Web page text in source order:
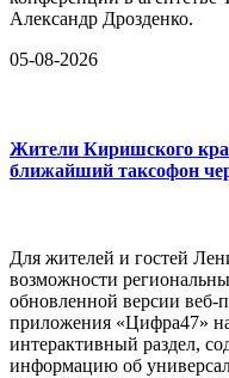
Александр Дрозденко.
05-08-2026
Жители Киришского
ближайший таксофон
Для жителей и гостей
возможности
обновленной версии веб-
приложения «Цифра47»
интерактивный раздел,
информацию об